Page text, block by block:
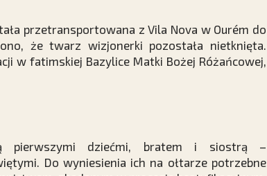
przetransportowana z Vila Nova w Ourém do
że twarz wizjonerki pozostała nietknięta.
w fatimskiej Bazylice Matki Bożej Różańcowej,
pierwszymi dziećmi, bratem i siostrą –
Do wyniesienia ich na ołtarze potrzebne